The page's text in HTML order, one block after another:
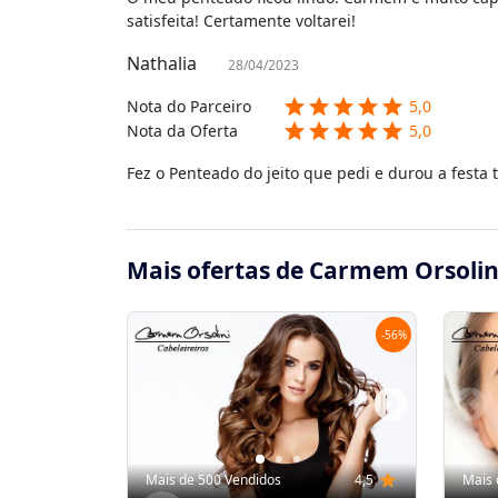
satisfeita! Certamente voltarei!
Nathalia 28/04/2023
Nota do Parceiro starstarstarstarstar 5,0
Nota da Oferta
starstarstarstarstar 5,0
Fez o Penteado do jeito que pedi e durou a festa
Mais ofertas de Carmem
-56%
Mais de 500 Vendidos 4,5 star Mais